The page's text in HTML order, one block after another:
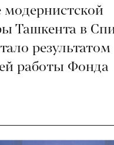
Ташкента в
результатом
работы Фонда